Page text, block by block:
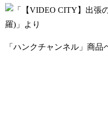
「ハンクチャンネル」商品